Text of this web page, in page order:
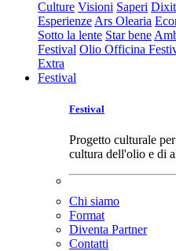
Culture Visioni Saperi Dixit
Esperienze Ars Olearia
Sotto la lente Star bene
Festival Olio Officina
Extra
Festival
Festival
Progetto culturale
cultura dell'olio e di
Chi siamo
Format
Diventa Partner
Contatti